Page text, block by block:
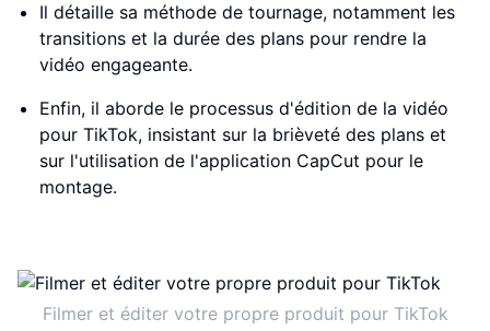
Il détaille sa méthode de tournage, notamment les
transitions et la durée des plans pour rendre la
vidéo engageante.
Enfin, il aborde le processus d'édition de la vidéo
pour TikTok, insistant sur la brièveté des plans et
sur l'utilisation de l'application CapCut pour le
montage.
Filmer et éditer votre propre produit pour TikTok